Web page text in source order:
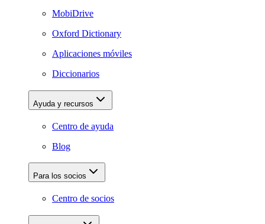
MobiDrive
Oxford Dictionary
Aplicaciones móviles
Diccionarios
Ayuda y recursos
Centro de ayuda
Blog
Para los socios
Centro de socios